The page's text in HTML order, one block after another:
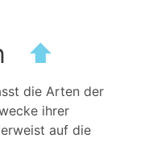
⬆
die Arten der
ihrer
auf die